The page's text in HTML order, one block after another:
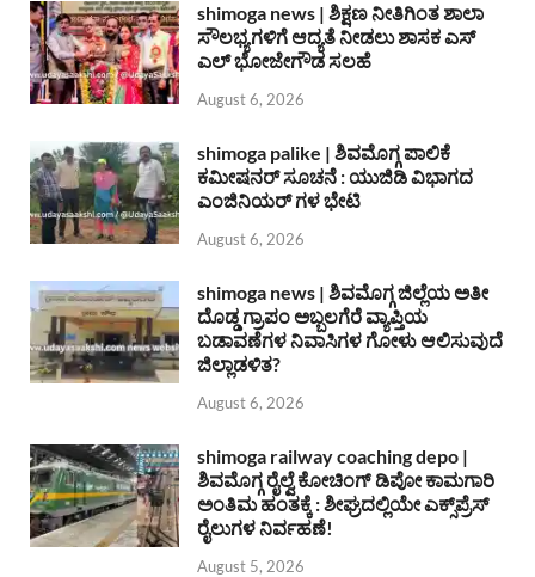
shimoga news | ಶಿಕ್ಷಣ ನೀತಿಗಿಂತ ಶಾಲಾ
ಸೌಲಭ್ಯಗಳಿಗೆ ಆದ್ಯತೆ ನೀಡಲು ಶಾಸಕ ಎಸ್
ಎಲ್ ಭೋಜೇಗೌಡ ಸಲಹೆ
August 6, 2026
shimoga palike | ಶಿವಮೊಗ್ಗ ಪಾಲಿಕೆ
ಕಮೀಷನರ್ ಸೂಚನೆ : ಯುಜಿಡಿ ವಿಭಾಗದ
ಎಂಜಿನಿಯರ್ ಗಳ ಭೇಟಿ
August 6, 2026
shimoga news | ಶಿವಮೊಗ್ಗ ಜಿಲ್ಲೆಯ ಅತೀ
ದೊಡ್ಡ ಗ್ರಾಪಂ ಅಬ್ಬಲಗೆರೆ ವ್ಯಾಪ್ತಿಯ
ಬಡಾವಣೆಗಳ ನಿವಾಸಿಗಳ ಗೋಳು ಆಲಿಸುವುದೆ
ಜಿಲ್ಲಾಡಳಿತ?
August 6, 2026
shimoga railway coaching depo |
ಶಿವಮೊಗ್ಗ ರೈಲ್ವೆ ಕೋಚಿಂಗ್ ಡಿಪೋ ಕಾಮಗಾರಿ
ಅಂತಿಮ ಹಂತಕ್ಕೆ : ಶೀಘ್ರದಲ್ಲಿಯೇ ಎಕ್ಸ್‌ಪ್ರೆಸ್
ರೈಲುಗಳ ನಿರ್ವಹಣೆ!
August 5, 2026